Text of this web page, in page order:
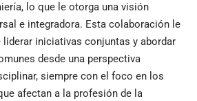
lo que le otorga una visión
e integradora. Esta colaboración le
liderar iniciativas conjuntas y abordar
desde una perspectiva
siempre con el foco en los
afectan a la profesión de la